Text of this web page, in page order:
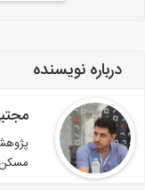
درباره نویسنده
مسکن